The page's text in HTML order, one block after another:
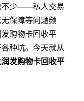
不少——私人交易
保障等问题频
购物卡回收平
种坑。今天就从
发购物卡回收平